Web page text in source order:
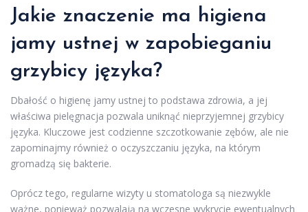
Jakie znaczenie ma higiena
jamy ustnej w zapobieganiu
grzybicy języka?
Dbałość o higienę jamy ustnej to podstawa zdrowia, a jej
właściwa pielęgnacja pozwala uniknąć nieprzyjemnej grzybicy
języka. Kluczowe jest codzienne szczotkowanie zębów, ale nie
zapominajmy również o oczyszczaniu języka, na którym
gromadzą się bakterie.
Oprócz tego, regularne wizyty u stomatologa są niezwykle
ważne, ponieważ pozwalają na wczesne wykrycie ewentualnych